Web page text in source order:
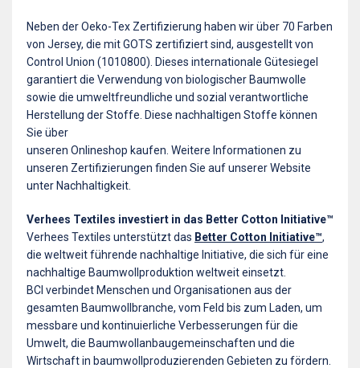
Neben der Oeko-Tex Zertifizierung haben wir über 70 Farben
von Jersey, die mit GOTS zertifiziert sind, ausgestellt von
Control Union (1010800). Dieses internationale Gütesiegel
garantiert die Verwendung von biologischer Baumwolle
sowie die umweltfreundliche und sozial verantwortliche
Herstellung der Stoffe. Diese nachhaltigen Stoffe können
Sie über
unseren Onlineshop kaufen. Weitere Informationen zu
unseren Zertifizierungen finden Sie auf unserer Website
unter Nachhaltigkeit.
Verhees Textiles investiert in das Better Cotton Initiative™
Verhees Textiles unterstützt das Better Cotton Initiative™,
die weltweit führende nachhaltige Initiative, die sich für eine
nachhaltige Baumwollproduktion weltweit einsetzt.
BCI verbindet Menschen und Organisationen aus der
gesamten Baumwollbranche, vom Feld bis zum Laden, um
messbare und kontinuierliche Verbesserungen für die
Umwelt, die Baumwollanbaugemeinschaften und die
Wirtschaft in baumwollproduzierenden Gebieten zu fördern.